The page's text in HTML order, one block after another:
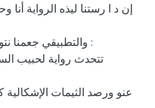
إن د ا رستنا ليذه الرواية
والتطبيقي جعمنا
عنو ورصد الثيمات الإشكالية